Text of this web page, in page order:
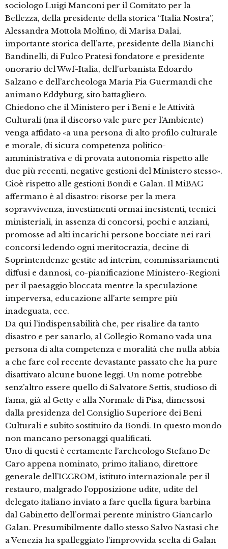
sociologo Luigi Manconi per il Comitato per la
Bellezza, della presidente della storica “Italia Nostra”,
Alessandra Mottola Molfino, di Marisa Dalai,
importante storica dell’arte, presidente della Bianchi
Bandinelli, di Fulco Pratesi fondatore e presidente
onorario del Wwf-Italia, dell’urbanista Edoardo
Salzano e dell’archeologa Maria Pia Guermandi che
animano Eddyburg, sito battagliero.
Chiedono che il Ministero per i Beni e le Attività
Culturali (ma il discorso vale pure per l’Ambiente)
venga affidato «a una persona di alto profilo culturale
e morale, di sicura competenza politico-
amministrativa e di provata autonomia rispetto alle
due più recenti, negative gestioni del Ministero stesso».
Cioè rispetto alle gestioni Bondi e Galan. Il MiBAC
affermano è al disastro: risorse per la mera
sopravvivenza, investimenti ormai inesistenti, tecnici
ministeriali, in assenza di concorsi, pochi e anziani,
promosse ad alti incarichi persone bocciate nei rari
concorsi ledendo ogni meritocrazia, decine di
Soprintendenze gestite ad interim, commissariamenti
diffusi e dannosi, co-pianificazione Ministero-Regioni
per il paesaggio bloccata mentre la speculazione
imperversa, educazione all’arte sempre più
inadeguata, ecc.
Da qui l’indispensabilità che, per risalire da tanto
disastro e per sanarlo, al Collegio Romano vada una
persona di alta competenza e moralità che nulla abbia
a che fare col recente devastante passato che ha pure
disattivato alcune buone leggi. Un nome potrebbe
senz’altro essere quello di Salvatore Settis, studioso di
fama, già al Getty e alla Normale di Pisa, dimessosi
dalla presidenza del Consiglio Superiore dei Beni
Culturali e subito sostituito da Bondi. In questo mondo
non mancano personaggi qualificati.
Uno di questi è certamente l’archeologo Stefano De
Caro appena nominato, primo italiano, direttore
generale dell’ICCROM, istituto internazionale per il
restauro, malgrado l’opposizione udite, udite del
delegato italiano inviato a fare quella figura barbina
dal Gabinetto dell’ormai perente ministro Giancarlo
Galan. Presumibilmente dallo stesso Salvo Nastasi che
a Venezia ha spalleggiato l’improvvida scelta di Galan